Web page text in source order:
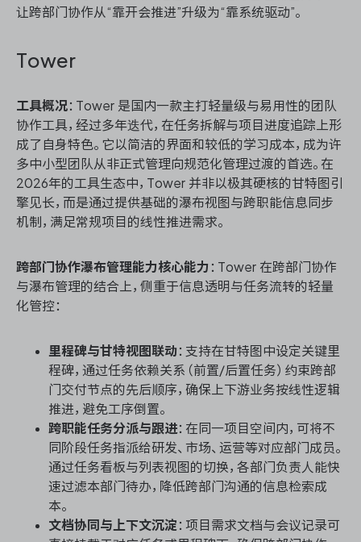
让跨部门协作从“靠开会推进”升级为“靠系统驱动”。
Tower
工具概况：Tower 是国内一款主打轻量级与易用性的团队
协作工具，经过多年迭代，在任务拆解与项目进度追踪上形
成了自身特色。它以简洁的界面和较低的学习成本，成为许
多中小型团队从非正式管理向规范化管理过渡的首选。在
2026年的工具生态中，Tower 并非以极其硬核的甘特图引
擎见长，而是通过提供基础的瀑布视图与跨职能信息同步
机制，满足常规项目的线性推进需求。
跨部门协作瀑布管理能力核心能力 ：Tower 在跨部门协作
与瀑布管理的结合上，侧重于信息透明与任务流转的轻量
化管控：
里程碑与甘特视图联动 ：支持在甘特图中设定关键里
程碑，通过任务依赖关系（前置/后置任务）约束跨部
门交付节点的先后顺序，确保上下游业务按线性逻辑
推进，避免工序倒置。
跨职能任务分派与跟进：在同一项目空间内，可将不
同阶段任务指派给研发、市场、运营等对应部门成员。
通过任务看板与列表视图的切换，各部门负责人能快
速过滤本部门待办，降低跨部门沟通的信息检索成
本。
文档协同与上下文沉淀 ：项目需求文档与会议记录可